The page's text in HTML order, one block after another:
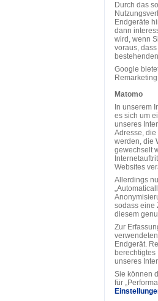
Durch das
Endgeräte
dann
wird, wenn
voraus,
Google
Matomo
In unserem
es sich um
unseres
Adresse, die
werden, die
gewechselt
Websites
Allerdings
sodass eine
diesem
Zur
Endgerät.
berechtigtes
unseres
Sie können
für